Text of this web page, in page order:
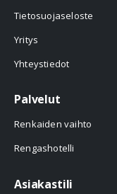
Tietosuojaseloste
Yritys
Yhteystiedot
Palvelut
Renkaiden vaihto
Rengashotelli
Asiakastili